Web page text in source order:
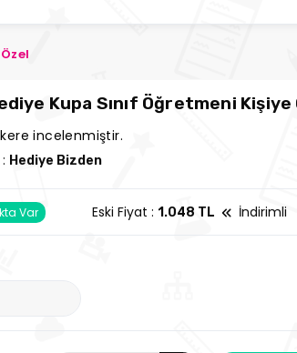
Kupa Sınıf Öğretmeni Kişiye
kere incelenmiştir.
Hediye Bizden
Var Eski Fiyat : 1.048 TL İndirimli